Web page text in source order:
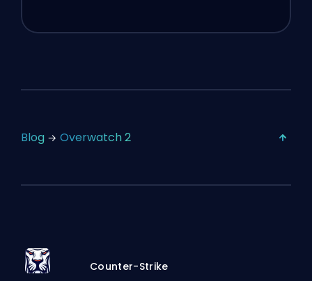
Blog Overwatch 2
Counter-Strike